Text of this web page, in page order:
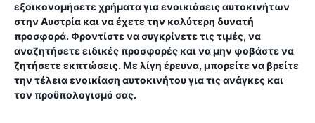
εξοικονομήσετε χρήματα για ενοικιάσεις αυτοκινήτων
στην Αυστρία και να έχετε την καλύτερη δυνατή
προσφορά. Φροντίστε να συγκρίνετε τις τιμές, να
αναζητήσετε ειδικές προσφορές και να μην φοβάστε να
ζητήσετε εκπτώσεις. Με λίγη έρευνα, μπορείτε να βρείτε
την τέλεια ενοικίαση αυτοκινήτου για τις ανάγκες και
τον προϋπολογισμό σας.